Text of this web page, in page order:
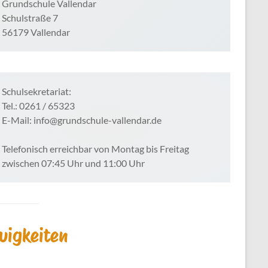
Grundschule Vallendar
Schulstraße 7
56179 Vallendar
Schulsekretariat:
Tel.: 0261 / 65323
E-Mail: info@grundschule-vallendar.de
Telefonisch erreichbar von Montag bis Freitag
zwischen 07:45 Uhr und 11:00 Uhr